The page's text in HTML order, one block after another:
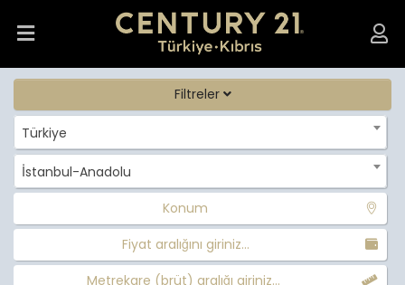
Filtreler
Türkiye
İstanbul-Anadolu
Konum
Fiyat aralığını giriniz...
Metrekare (brüt) aralığı giriniz...